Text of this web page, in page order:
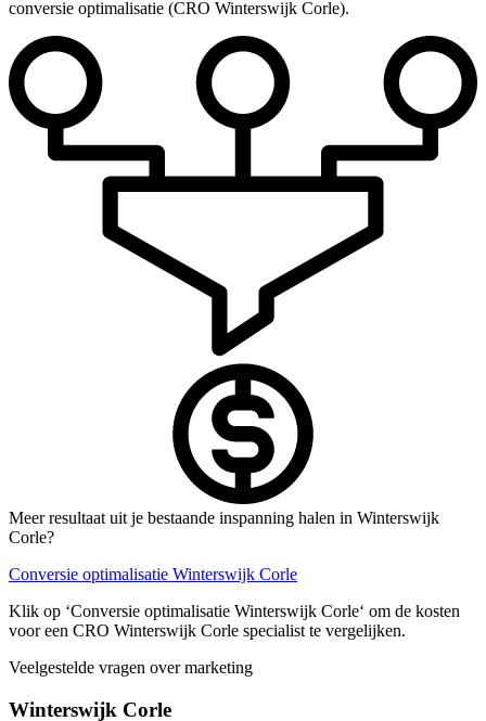
conversie optimalisatie (CRO Winterswijk Corle).
Meer resultaat uit je bestaande inspanning halen in Winterswijk
Corle?
Conversie optimalisatie Winterswijk Corle
Klik op ‘Conversie optimalisatie Winterswijk Corle‘ om de kosten
voor een CRO Winterswijk Corle specialist te vergelijken.
Veelgestelde vragen over marketing
Winterswijk Corle